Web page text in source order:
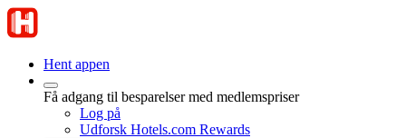
Hent appen
Få adgang til besparelser med medlemspriser
Log på
Udforsk Hotels.com Rewards